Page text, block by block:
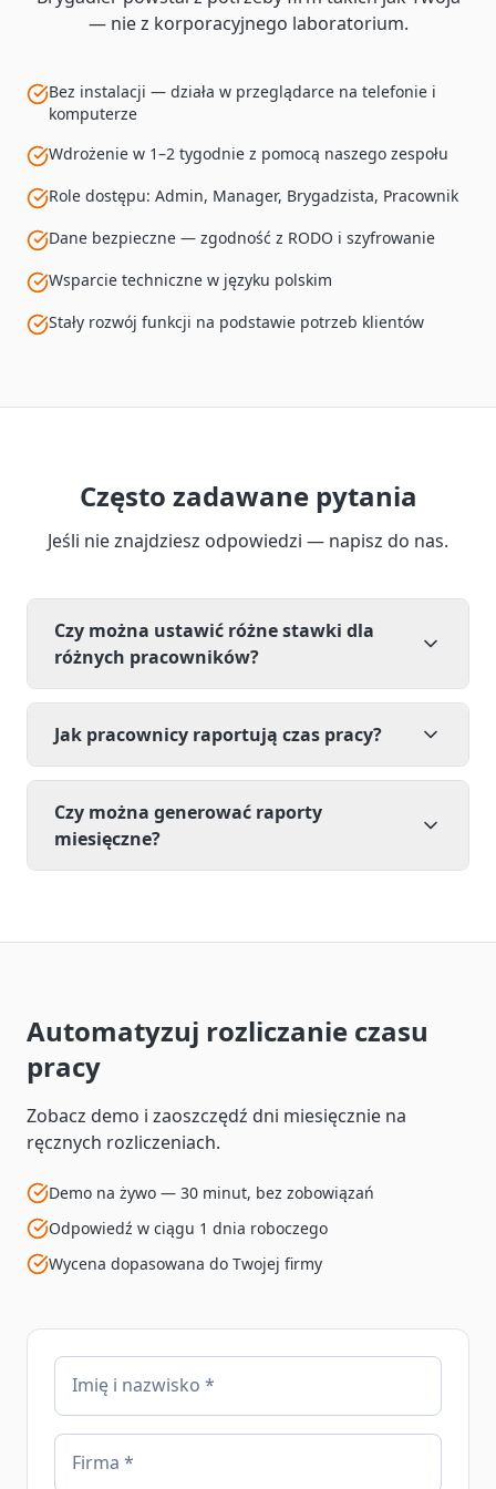
— nie z korporacyjnego laboratorium.
Bez instalacji — działa w przeglądarce na telefonie i
komputerze
Wdrożenie w 1–2 tygodnie z pomocą naszego zespołu
Role dostępu: Admin, Manager, Brygadzista, Pracownik
Dane bezpieczne — zgodność z RODO i szyfrowanie
Wsparcie techniczne w języku polskim
Stały rozwój funkcji na podstawie potrzeb klientów
Często zadawane pytania
Jeśli nie znajdziesz odpowiedzi — napisz do nas.
Czy można ustawić różne stawki dla
różnych pracowników?
Jak pracownicy raportują czas pracy?
Czy można generować raporty
miesięczne?
Automatyzuj rozliczanie czasu
pracy
Zobacz demo i zaoszczędź dni miesięcznie na
ręcznych rozliczeniach.
Demo na żywo — 30 minut, bez zobowiązań
Odpowiedź w ciągu 1 dnia roboczego
Wycena dopasowana do Twojej firmy
Imię i nazwisko *
Firma *